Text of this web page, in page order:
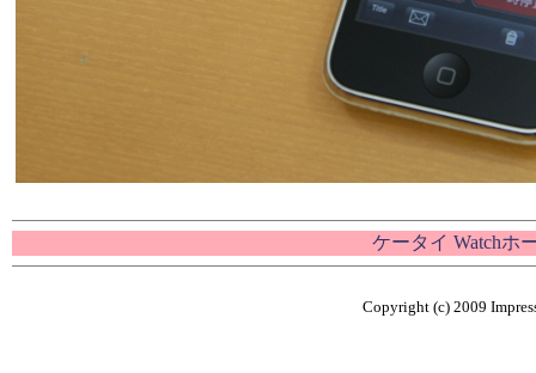
ケータイ Watchホ
Copyright (c) 2009